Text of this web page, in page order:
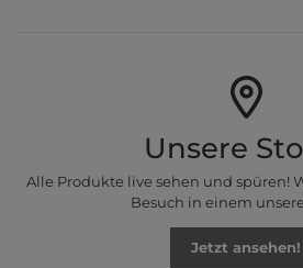
Unsere
Alle Produkte live sehen und spüren!
Besuch in einem
Jetzt ansehen!